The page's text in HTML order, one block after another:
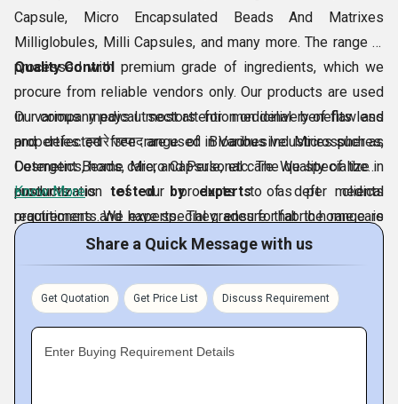
Capsule, Micro Encapsulated Beads And Matrixes
Milliglobules, Milli Capsules, and many more. The range is
processed with premium grade of ingredients, which we
procure from reliable vendors only. Our products are used
in various medical sectors for medicinal benefits and
properties. हमारे उत्पाद are used in Various Industries such as
Cosmetics, home care, and Personal care. We specialize in
customization of our products to as per clients
requirements. We have special grades for fabric home care
products.
Quality Control
Our company pays utmost attention on delivery of flawless
and defected free range of Bioadhesive Microspheres,
Detergent Beads, Micro Capsule, etc. The quality of these
products is tested by expertsof deft medical
practitioners and experts. They ensure that the range is
processed in hygiene unit, which is equipped
Know More
Share a Quick Message with us
Get Quotation Get Price List Discuss Requirement
Enter Buying Requirement Details